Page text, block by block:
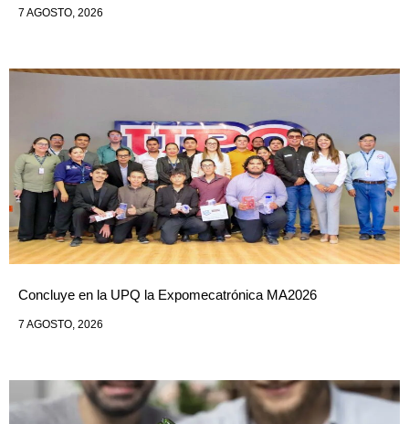
7 AGOSTO, 2026
Concluye en la UPQ la Expomecatrónica MA2026
7 AGOSTO, 2026